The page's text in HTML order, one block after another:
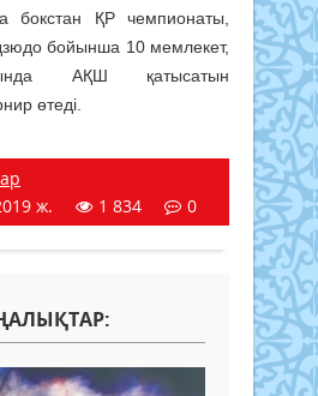
бокстан ҚР чемпионаты,
бойынша 10 мемлекет,
АҚШ қатысатын
өтеді.
ж.
1 834 0